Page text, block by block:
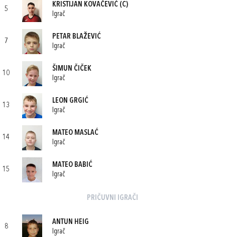
5
KRISTIJAN KOVAČEVIĆ (C)
Igrač
7
PETAR BLAŽEVIĆ
Igrač
10
ŠIMUN ČIČEK
Igrač
13
LEON GRGIĆ
Igrač
14
MATEO MASLAĆ
Igrač
15
MATEO BABIĆ
Igrač
PRIČUVNI IGRAČI
8
ANTUN HEIG
Igrač